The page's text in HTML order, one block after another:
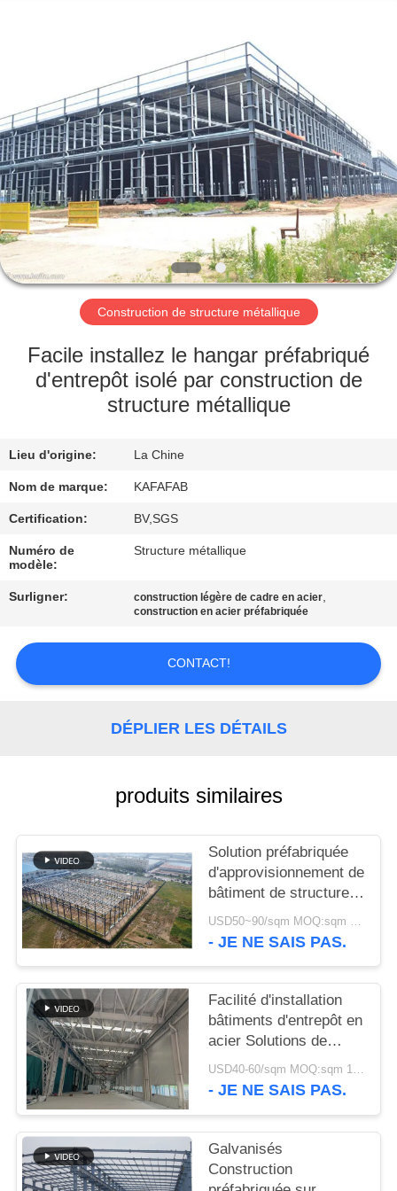
ACCUEIL
PRODUITS
VIDÉOS
SPECTACLE
DE
RÉALITÉ
VIRTUELLE
DE
NOUS
VISITE
DE
L'USINE
CONTRÔLE
QUALITÉ
NOUVELLES
CAS
PLAN
DU
SITE
POLITIQUE
DE
CONFIDENTIALITÉ
Construction de structure métallique
Facile installez le hangar préfabriqué
d'entrepôt isolé par construction de
structure métallique
Lieu d'origine: La Chine
Nom de marque: KAFAFAB
Certification: BV,SGS
Numéro de
modèle:
Structure métallique
Surligner: construction légère de cadre en acier,
construction en acier préfabriquée
CONTACT!
DÉPLIER LES DÉTAILS
produits similaires
Solution préfabriquée
d'approvisionnement de
bâtiment de structure
métallique pour
l'industrie
USD50~90/sqm MOQ:sqm 1000
- JE NE SAIS PAS.
Facilité d'installation
bâtiments d'entrepôt en
acier Solutions de
stockage
respectueuses de
USD40-60/sqm MOQ:sqm 1000
- JE NE SAIS PAS.
Galvanisés
Construction